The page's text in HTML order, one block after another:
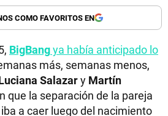
COMO FAVORITOS EN
BigBangya había anticipado lo
más, semanas menos,
Salazary Martín
que la separación de la pareja
a caer luego del nacimiento